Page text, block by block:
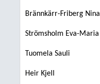
Brännkärr-Friberg Nina
Strömsholm Eva-Maria
Tuomela Sauli
Heir Kjell